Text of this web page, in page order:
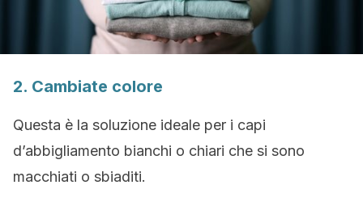
2. Cambiate colore
Questa è la soluzione ideale per i capi
d’abbigliamento bianchi o chiari che si sono
macchiati o sbiaditi.